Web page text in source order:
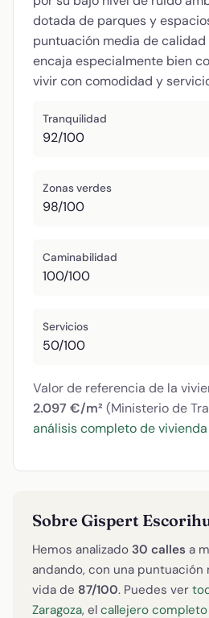
dotada de parques y
puntuación media de
encaja especialmente bien
vivir con comodidad y
Tranquilidad
92/100
Zonas verdes
98/100
Caminabilidad
100/100
Servicios
50/100
Valor de referencia de la
2.097 €/m² (Ministerio de
análisis completo de vivienda
Sobre Gispert
Hemos analizado 30 calles a
andando, con una
vida de 87/100. Puedes ver
Zaragoza, el callejero completo